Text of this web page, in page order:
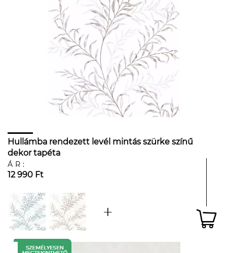
Hullámba rendezett levél mintás szürke színű
dekor tapéta
ÁR:
12 990 Ft